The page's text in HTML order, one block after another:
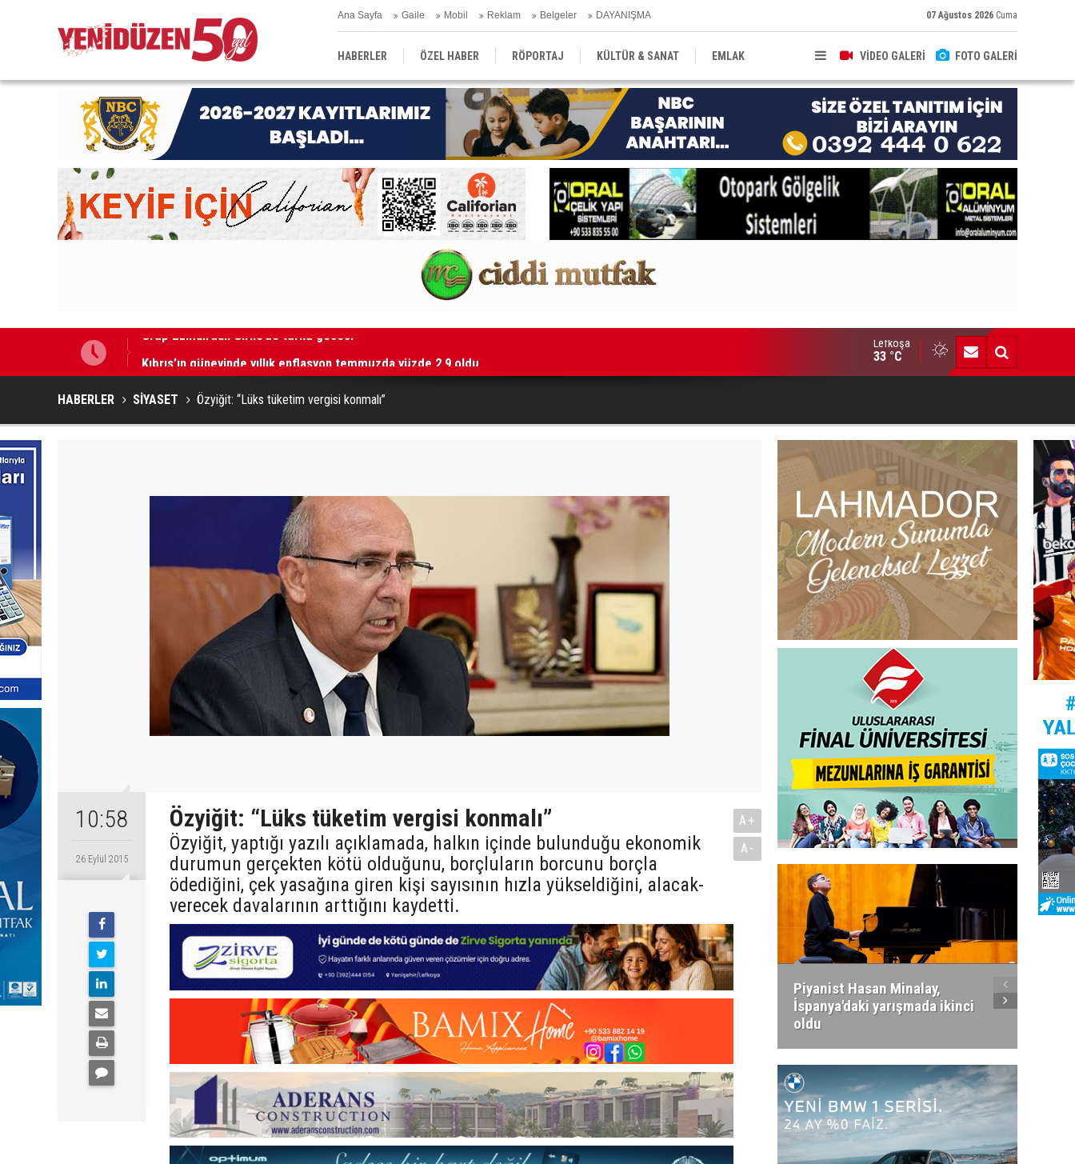
Ana Sayfa Gaile Mobil Reklam Belgeler DAYANIŞMA 07 Ağustos 2026 Cuma
VİDEO GALERİ FOTO GALERİ
HABERLER ÖZEL HABER RÖPORTAJ KÜLTÜR & SANAT EMLAK
EĞİTİM YEREL YÖNETİM DERGİLER SEKTÖR
Mahkeme binalarına zarar verenler hakkında yasal işlem başlatıldı
Lefkoşa
33 °C
HABERLER SİYASET Özyiğit: “Lüks tüketim vergisi konmalı”
10:58
26 Eylül 2015
Özyiğit: “Lüks tüketim vergisi konmalı”
Özyiğit, yaptığı yazılı açıklamada, halkın içinde bulunduğu ekonomik
durumun gerçekten kötü olduğunu, borçluların borcunu borçla
ödediğini, çek yasağına giren kişi sayısının hızla yükseldiğini, alacak-
verecek davalarının arttığını kaydetti.
A+
A-
Piyanist Hasan Minalay,
İspanya'daki yarışmada ikinci
oldu